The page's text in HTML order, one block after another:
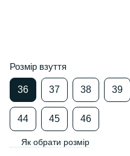
Розмір взуття
36 37 38 39
44 45 46
Як обрати розмір